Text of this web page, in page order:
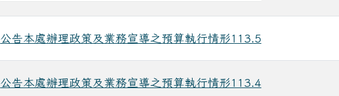
公告本處辦理政策及業務宣導之預算執行情形113.5
公告本處辦理政策及業務宣導之預算執行情形113.4